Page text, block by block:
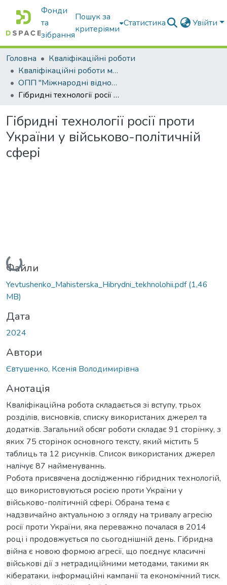
Фонди
та
зібрання
Пошук за
критеріями
Статистика Увійти
Головна
Кваліфікаційні роботи
Кваліфікаційні роботи магістрів
ОПП "Міжнародні відносини, суспільні комунікації та регіональні студії"
Гібридні технології росії проти України у військово-політичній сфері
Гібридні технології росії проти
України у військово-політичній
сфері
Вантажиться...
Файли
Yevtushenko_Mahisterska_Hibrydni_tekhnolohii.pdf(1,46
MB)
Дата
2024
Автори
Євтушенко, Ксенія Володимирівна
Анотація
Кваліфікаційна робота складається зі вступу, трьох
розділів, висновків, списку використаних джерел та
додатків. Загальний обсяг роботи складає 91 сторінку, з
яких 75 сторінок основного тексту, який містить 5
таблиць та 12 рисунків. Список використаних джерел
налічує 87 найменуваннь.
Робота присвячена дослідженню гібридних технологій,
що використовуються росією проти України у
військово-політичній сфері. Обрана тема є
надзвичайно актуальною з огляду на тривалу агресію
росії проти України, яка переважно почалася в 2014
році і продовжується по сьогоднішній день. Гібридна
війна є новою формою агресії, що поєднує класичні
військові дії з нетрадиційними методами, такими як
кібератаки, інформаційні кампанії та економічний тиск.